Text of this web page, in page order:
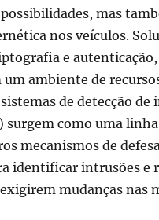
mas
nos veículos.
e
ambiente de
de detecção de
como uma
mecanismos de
identificar intrusões e
mudanças nas